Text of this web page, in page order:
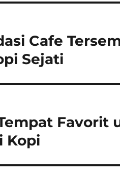
Cafe
Sejati
Favorit
Kopi